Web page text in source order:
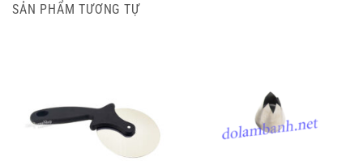
SẢN PHẨM TƯƠNG TỰ